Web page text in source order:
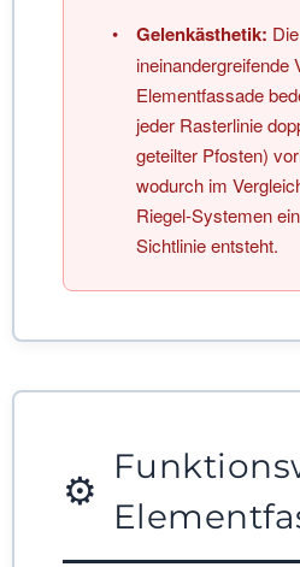
•
Gelenkästhetik: Die
ineinandergreifende
Elementfassade
jeder Rasterlinie
geteilter Pfosten)
wodurch im
Riegel-Systemen
Sichtlinie entsteht.
⚙️